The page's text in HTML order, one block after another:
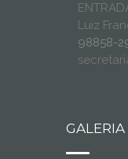
Luiz
98858-